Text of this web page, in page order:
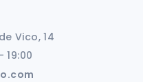
Vico, 14
19:00